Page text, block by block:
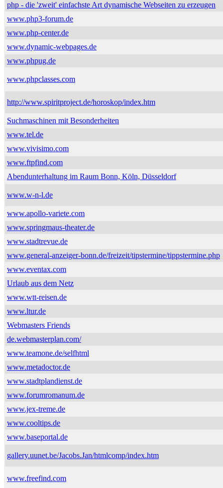
php - die 'zweit' einfachste Art dynamische Webseiten zu erzeugen
www.php3-forum.de
www.php-center.de
www.dynamic-webpages.de
www.phpug.de
www.phpclasses.com
http://www.spiritproject.de/horoskop/index.htm
Suchmaschinen mit Besonderheiten
www.tel.de
www.vivisimo.com
www.ftpfind.com
Abendunterhaltung im Raum Bonn, Köln, Düsseldorf
www.w-n-l.de
www.apollo-variete.com
www.springmaus-theater.de
www.stadtrevue.de
www.general-anzeiger-bonn.de/freizeit/tipstermine/tippstermine.php
www.eventax.com
Urlaub aus dem Netz
www.wtt-reisen.de
www.ltur.de
Webmasters Friends
de.webmasterplan.com/
www.teamone.de/selfhtml
www.metadoctor.de
www.stadtplandienst.de
www.forumromanum.de
www.jex-treme.de
www.cooltips.de
www.baseportal.de
gallery.uunet.be/Jacobs.Jan/htmlcomp/index.htm
www.freefind.com